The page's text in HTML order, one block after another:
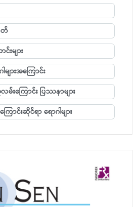
တ်
းများ
ျားအကြောင်း
းကြောင်း ပြဿနာများ
င်းဆိုင်ရာ ရောဂါများ